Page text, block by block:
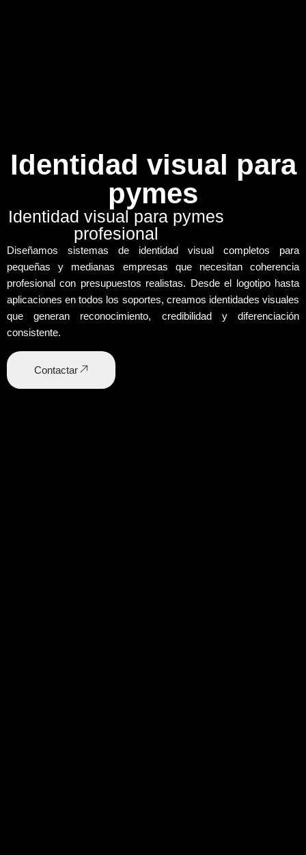
Identidad visual para
pymes
Identidad visual para pymes
profesional
Diseñamos sistemas de identidad visual completos para
pequeñas y medianas empresas que necesitan coherencia
profesional con presupuestos realistas. Desde el logotipohasta
aplicaciones en todos los soportes, creamos identidades visuales
que generan reconocimiento, credibilidad y diferenciación
consistente.
Contactar